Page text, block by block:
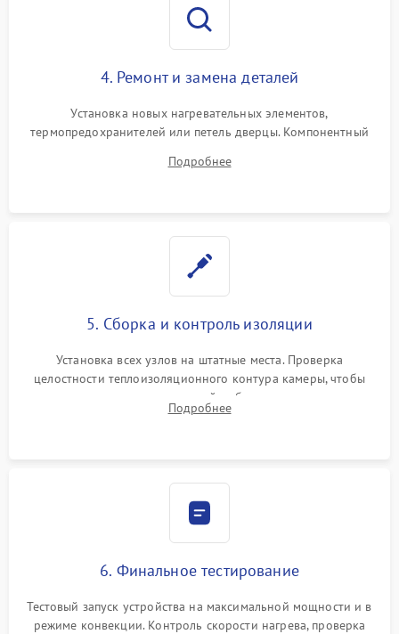
4. Ремонт и замена деталей
Установка новых нагревательных элементов,
термопредохранителей или петель дверцы. Компонентный
выгоревших реле, восстановление контактов и замена
Подробнее
5. Сборка и контроль изоляции
Установка всех узлов на штатные места. Проверка
целостности теплоизоляционного контура камеры, чтобы
исключить перегрев кухонной мебели и потерю тепла.
Надежная фиксация клемм и сборка корпуса шкафа.
Подробнее
6. Финальное тестирование
Тестовый запуск устройства на максимальной мощности и в
режиме конвекции. Контроль скорости нагрева, проверка